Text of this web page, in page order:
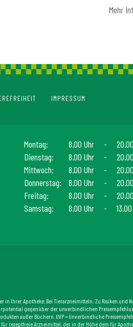
Mehr
IMPRESSUM
Montag: 8.00 Uhr -
Dienstag:
8.00 Uhr -
Mittwoch:
8.00 Uhr -
Donnerstag:
8.00 Uhr -
Freitag:
8.00 Uhr -
Samstag:
8.00 Uhr -
Ihrer Apotheke. Bei Tierarzneimitteln: Zu Risiken und
gegenüber der unverbindlichen
außer Büchern. UVP = Unverbindliche
rezeptfreie Arzneimittel, der in der Höhe dem für